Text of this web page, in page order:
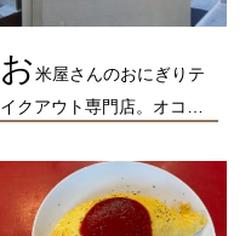
お米屋さんのおにぎりテ
イクアウト専門店。オコ…